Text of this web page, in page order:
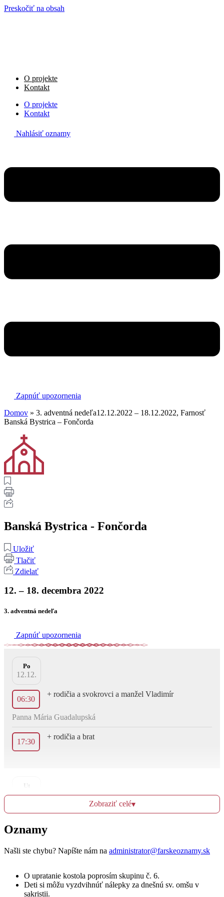
Preskočiť na obsah
O projekte
Kontakt
O projekte
Kontakt
Nahlásiť oznamy
Zapnúť upozornenia
Domov » 3. adventná nedeľa12.12.2022 – 18.12.2022, Farnosť
Banská Bystrica – Fončorda
Banská Bystrica - Fončorda
Uložiť
Tlačiť
Zdielať
12. – 18. decembra 2022
3. adventná nedeľa
Zapnúť upozornenia
Po
12.12.
06:30
+ rodičia a svokrovci a manžel Vladimír
Panna Mária Guadalupská
17:30
+ rodičia a brat
Ut
13.12.
+ rodičia, manžel, súrodenci, švagrovia a starí
+ manžel František a jeho rodičia Mária a Ján
Zobraziť celé▾
Oznamy
Našli ste chybu? Napíšte nám na administrator@farskeoznamy.sk
O upratanie kostola poprosím skupinu č. 6.
Deti si môžu vyzdvihnúť nálepky za dnešnú sv. omšu v
sakristii.